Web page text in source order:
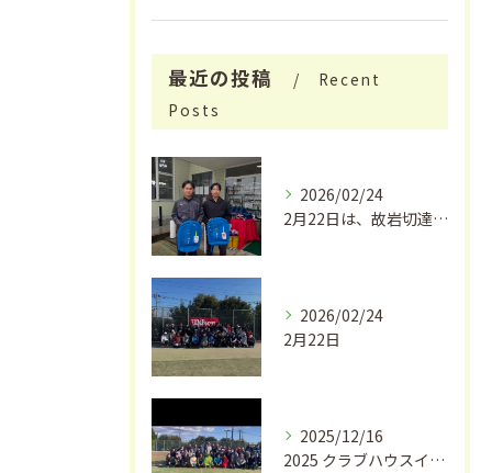
最近の投稿
Recent
Posts
2026/02/24
2月22日は、故岩切達朗さんのお誕生日で、今年はちょうどこの...
2026/02/24
2月22日
2025/12/16
2025 クラブハウスイワキリ クリスマスフェス🎄